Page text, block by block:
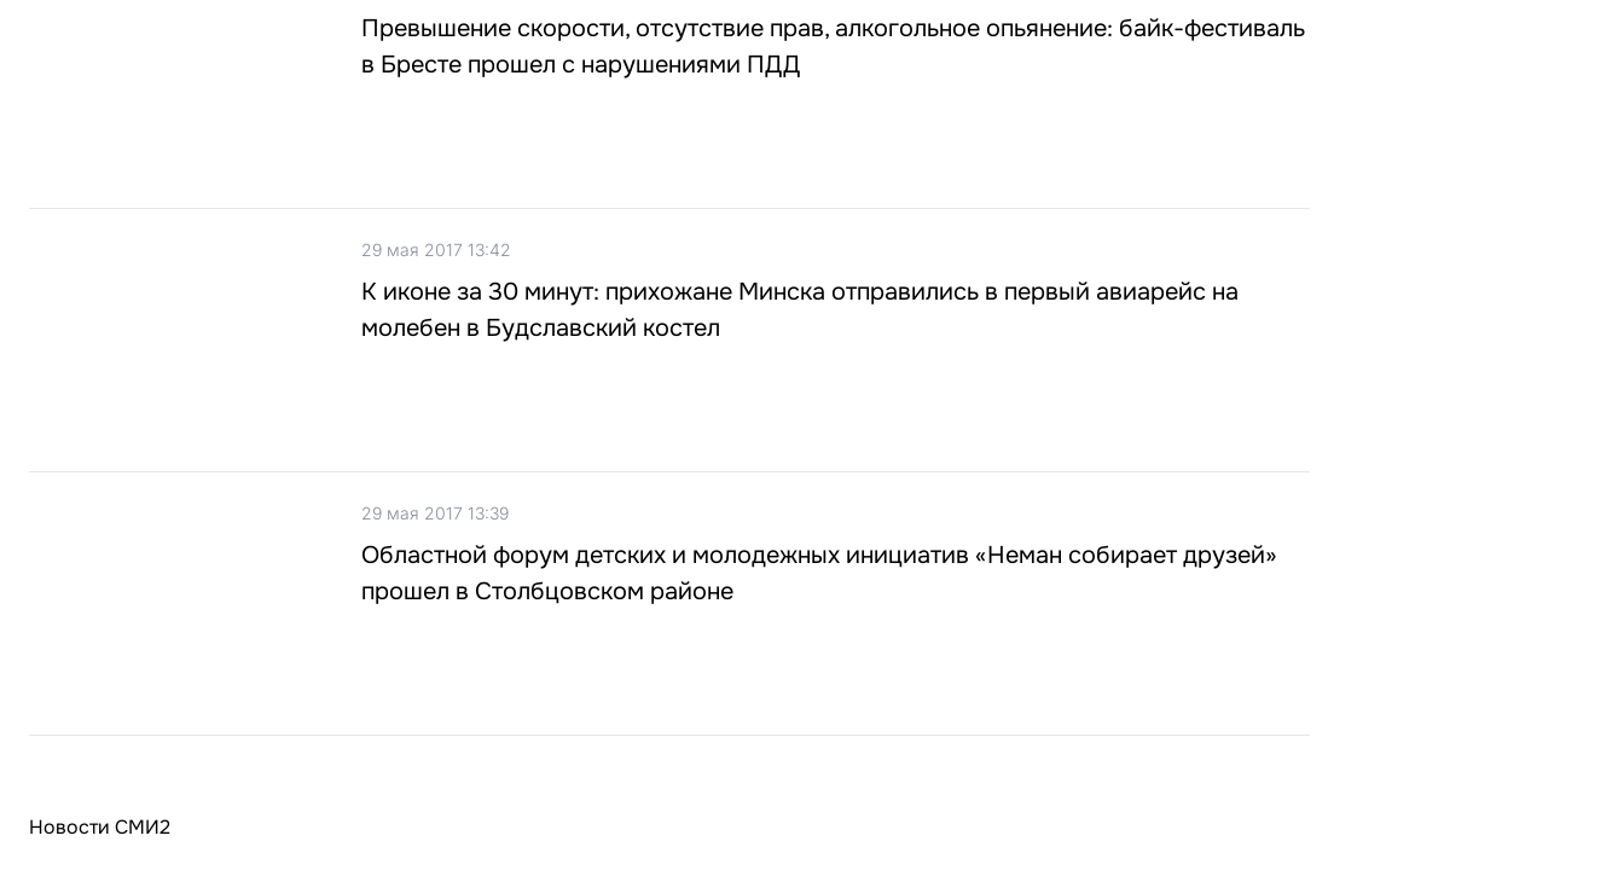
Превышение скорости, отсутствие прав, алкогольное опьянение: байк-фестиваль
в Бресте прошел с нарушениями ПДД
29 мая 2017 13:42
К иконе за 30 минут: прихожане Минска отправились в первый авиарейс на
молебен в Будславский костел
29 мая 2017 13:39
Областной форум детских и молодежных инициатив «Неман собирает друзей»
прошел в Столбцовском районе
Новости СМИ2